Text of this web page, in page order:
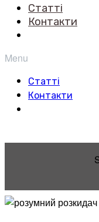
Статті
Контакти
Menu
Статті
Контакти